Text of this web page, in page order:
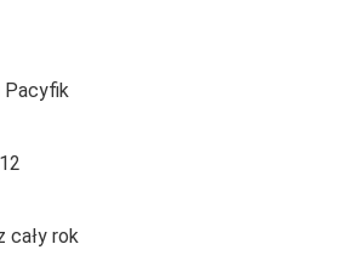
Pacyfik
cały rok